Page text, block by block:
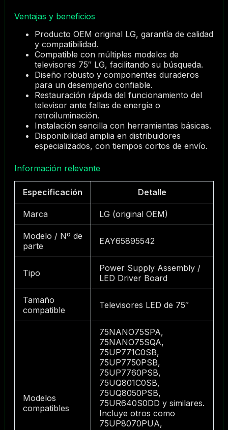
Ventajas y beneficios
Producto OEM original LG, garantía de calidad
y compatibilidad.
Compatible con múltiples modelos de
televisores 75″ LG, facilitando su búsqueda.
Diseño robusto y componentes duraderos
para un desempeño confiable.
Restauración rápida del funcionamiento del
televisor ante fallas de energía o
retroiluminación.
Instalación sencilla con herramientas básicas.
Disponibilidad amplia en distribuidores
especializados, con tiempos cortos de envío.
Información relevante
Especificación Detalle
Marca LG (original OEM)
Modelo / Nº de
parte
EAY65895542
Tipo
Power Supply Assembly /
LED Driver Board
Tamaño
compatible
Televisores LED de 75″
Modelos
compatibles
75NANO75SPA,
75NANO75SQA,
75UP771C0SB,
75UP7750PSB,
75UP7760PSB,
75UQ801C0SB,
75UQ8050PSB,
75UR640S0DD y similares.
Incluye otros como
75UP8070PUA,